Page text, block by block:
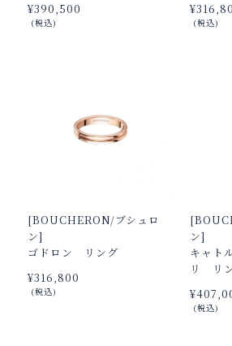
¥‌390,500
(税込) (税込)
[BOUCHERON/ブシュロ
ン]
ゴドロン リング
¥‌316,800
(税込)
ン]
キャ
リ リ
(税込)